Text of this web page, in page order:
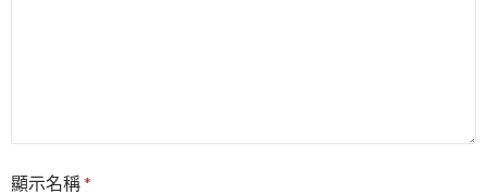
顯示名稱*